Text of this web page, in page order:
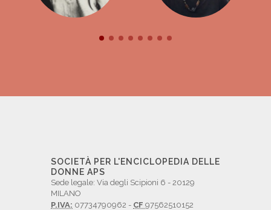
SOCIETÀ PER L'ENCICLOPEDIA DELLE
DONNE APS
Sede legale: Via degli Scipioni 6 - 20129
MILANO
P.IVA: 07734790962 - CF 97562510152